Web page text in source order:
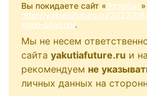
Вы покидаете сайт «Этэрбэс
http://yakutiafuture.ru/2023/
stalo-opasno/.
Мы не несем
сайта yakutiafuture.ru и
рекомендуем не
личных данных на